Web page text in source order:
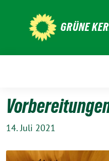
GRÜNE
14. Juli 2021